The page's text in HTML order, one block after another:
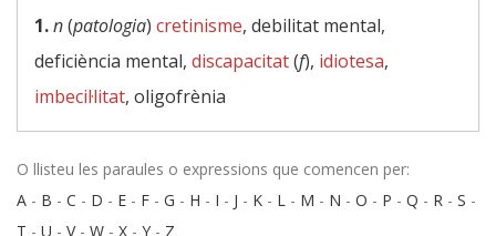
1.n(patologia) cretinisme, debilitat mental,
deficiència mental, discapacitat(f), idiotesa,
imbecil·litat, oligofrènia
O llisteu les paraules o expressions que comencen per:
A - B - C - D - E - F - G - H - I - J - K - L - M - N - O - P - Q - R - S -
T - U - V- W - X - Y - Z